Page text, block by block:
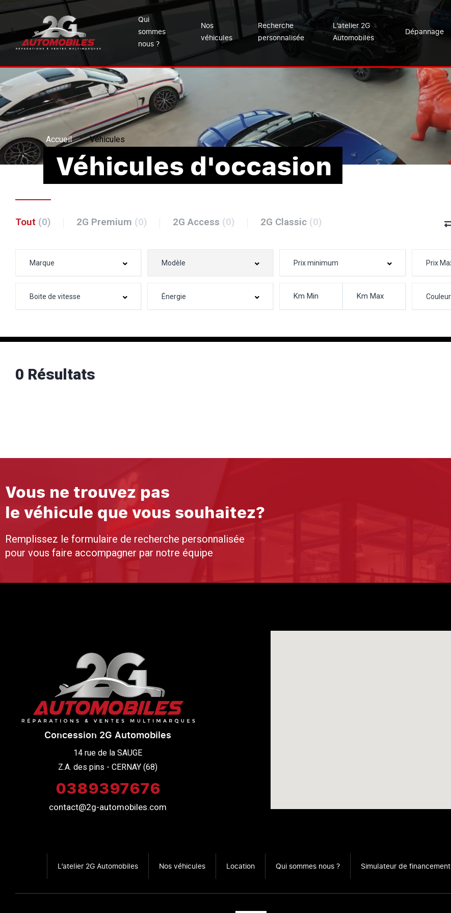
Qui
sommes
nous ?
Nos
véhicules
Recherche
personnalisée
L’atelier 2G
Automobiles
Dépannage
Accueil Véhicules
Véhicules d'occasion
Tout (0) 2G Premium (0) 2G Access (0) 2G Classic (0)
0 Résultats
Vous ne trouvez pas
le véhicule que vous souhaitez?
Remplissez le formulaire de recherche personnalisée
pour vous faire accompagner par notre équipe
Concession 2G Automobiles
14 rue de la SAUGE
Z.A. des pins - CERNAY (68)
0389397676
contact@2g-automobiles.com
L’atelier 2G Automobiles Nos véhicules Location Qui sommes nous ? Simulateur de financement